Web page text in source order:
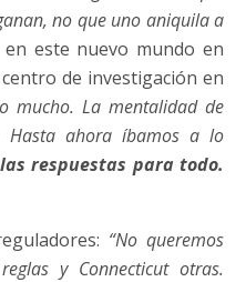
no que uno aniquila a
este nuevo mundo en
de investigación en
mucho. La mentalidad de
Hasta ahora íbamos a lo
respuestas para todo.
“No queremos
y Connecticut otras.